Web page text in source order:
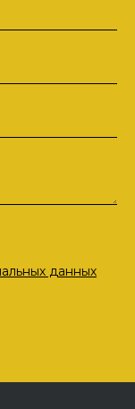
данных